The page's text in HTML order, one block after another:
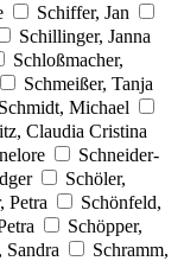
Schiffer, Jan
Schillinger, Janna
Schloßmacher,
Schmeißer, Tanja
Schmidt, Michael
Claudia Cristina
Schneider-
Schöler,
Petra
Schönfeld,
Schöpper,
Sandra
Schramm,